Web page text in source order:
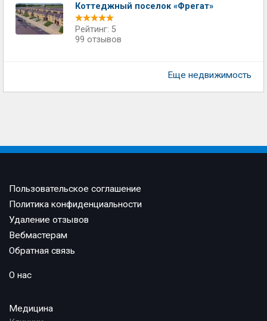
Коттеджный поселок «Фрегат»
Рейтинг: 5
99 отзывов
Еще недвижимость
Пользовательское соглашение
Политика конфиденциальности
Удаление отзывов
Вебмастерам
Обратная связь
О нас
Медицина